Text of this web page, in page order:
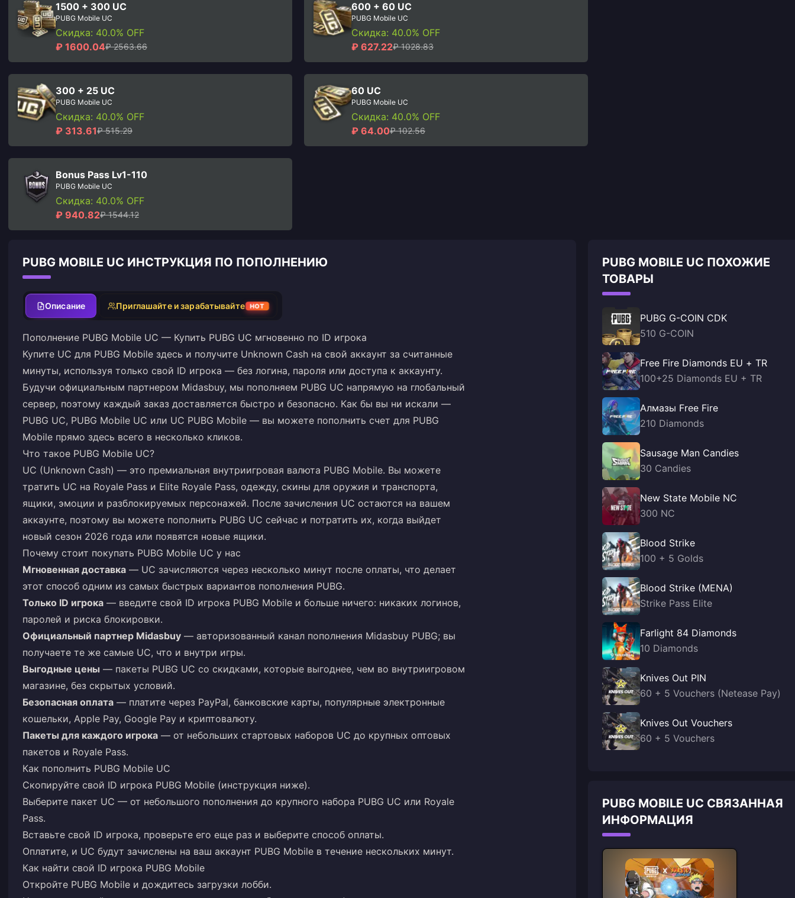
1500 + 300 UC
PUBG Mobile UC
Скидка: 40.0% OFF
₽ 1600.04₽ 2563.66
600 + 60 UC
PUBG Mobile UC
Скидка: 40.0% OFF
₽ 627.22₽ 1028.83
300 + 25 UC
PUBG Mobile UC
Скидка: 40.0% OFF
₽ 313.61₽ 515.29
60 UC
PUBG Mobile UC
Скидка: 40.0% OFF
₽ 64.00₽ 102.56
Bonus Pass Lv1-110
PUBG Mobile UC
Скидка: 40.0% OFF
₽ 940.82₽ 1544.12
PUBG MOBILE UC ИНСТРУКЦИЯ ПО ПОПОЛНЕНИЮ
Описание Приглашайте и зарабатывайте HOT
Пополнение PUBG Mobile UC — Купить PUBG UC мгновенно по ID игрока
Купите UC для PUBG Mobile здесь и получите Unknown Cash на свой аккаунт за считанные
минуты, используя только свой ID игрока — без логина, пароля или доступа к аккаунту.
Будучи официальным партнером Midasbuy, мы пополняем PUBG UC напрямую на глобальный
сервер, поэтому каждый заказ доставляется быстро и безопасно. Как бы вы ни искали —
PUBG UC, PUBG Mobile UC или UC PUBG Mobile — вы можете пополнить счет для PUBG
Mobile прямо здесь всего в несколько кликов.
Что такое PUBG Mobile UC?
UC (Unknown Cash) — это премиальная внутриигровая валюта PUBG Mobile. Вы можете
тратить UC на Royale Pass и Elite Royale Pass, одежду, скины для оружия и транспорта,
ящики, эмоции и разблокируемых персонажей. После зачисления UC остаются на вашем
аккаунте, поэтому вы можете пополнить PUBG UC сейчас и потратить их, когда выйдет
новый сезон 2026 года или появятся новые ящики.
Почему стоит покупать PUBG Mobile UC у нас
Мгновенная доставка — UC зачисляются через несколько минут после оплаты, что делает
этот способ одним из самых быстрых вариантов пополнения PUBG.
Только ID игрока — введите свой ID игрока PUBG Mobile и больше ничего: никаких логинов,
паролей и риска блокировки.
Официальный партнер Midasbuy — авторизованный канал пополнения Midasbuy PUBG; вы
получаете те же самые UC, что и внутри игры.
Выгодные цены — пакеты PUBG UC со скидками, которые выгоднее, чем во внутриигровом
магазине, без скрытых условий.
Безопасная оплата — платите через PayPal, банковские карты, популярные электронные
кошельки, Apple Pay, Google Pay и криптовалюту.
Пакеты для каждого игрока — от небольших стартовых наборов UC до крупных оптовых
пакетов и Royale Pass.
Как пополнить PUBG Mobile UC
Скопируйте свой ID игрока PUBG Mobile (инструкция ниже).
Выберите пакет UC — от небольшого пополнения до крупного набора PUBG UC или Royale
Pass.
Вставьте свой ID игрока, проверьте его еще раз и выберите способ оплаты.
Оплатите, и UC будут зачислены на ваш аккаунт PUBG Mobile в течение нескольких минут.
Как найти свой ID игрока PUBG Mobile
Откройте PUBG Mobile и дождитесь загрузки лобби.
PUBG MOBILE UC ПОХОЖИЕ
ТОВАРЫ
PUBG G-COIN CDK
510 G-COIN
Free Fire Diamonds EU + TR
100+25 Diamonds EU + TR
Алмазы Free Fire
210 Diamonds
Sausage Man Candies
30 Candies
New State Mobile NC
300 NC
Blood Strike
100 + 5 Golds
Blood Strike (MENA)
Strike Pass Elite
Farlight 84 Diamonds
10 Diamonds
Knives Out PIN
60 + 5 Vouchers (Netease Pay)
Knives Out Vouchers
60 + 5 Vouchers
PUBG MOBILE UC СВЯЗАННАЯ
ИНФОРМАЦИЯ